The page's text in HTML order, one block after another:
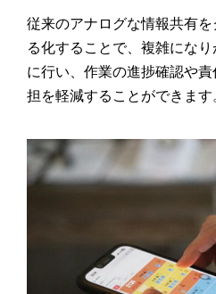
従来のアナログな情報共有
る化することで、複雑にな
に行い、作業の進捗確認や
担を軽減することができます